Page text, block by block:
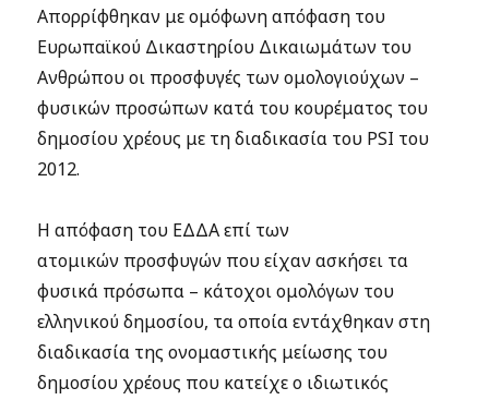
Απορρίφθηκαν με ομόφωνη απόφαση του
Ευρωπαϊκού Δικαστηρίου Δικαιωμάτων του
Ανθρώπου οι προσφυγές των ομολογιούχων –
φυσικών προσώπων κατά του κουρέματος του
δημοσίου χρέους με τη διαδικασία του PSI του
2012.
Η απόφαση του ΕΔΔΑ επί των
ατομικών προσφυγών που είχαν ασκήσει τα
φυσικά πρόσωπα – κάτοχοι ομολόγων του
ελληνικού δημοσίου, τα οποία εντάχθηκαν στη
διαδικασία της ονομαστικής μείωσης του
δημοσίου χρέους που κατείχε ο ιδιωτικός